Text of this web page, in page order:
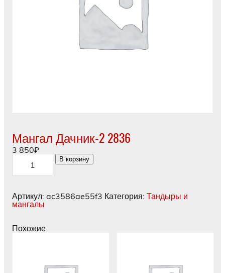
Мангал Дачник-2 2836
3 850₽
Количество
товара
Мангал
В корзину
Артикул: ac3586ae55f3 Категория: Тандыры и
мангалы
Похожие